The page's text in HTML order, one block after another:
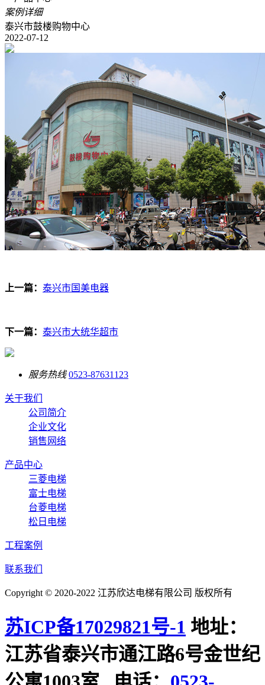
案例详细
泰兴市鼓楼购物中心
2022-07-12
上一篇： 泰兴市国美电器
下一篇： 泰兴市大统华超市
服务热线 0523-87631123
关于我们
公司简介
企业文化
销售网络
产品中心
三菱电梯
富士电梯
台菱电梯
松日电梯
工程案例
联系我们
Copyright © 2020-2022 江苏欣达电梯有限公司 版权所有
苏ICP备17029821号-1 地址：
江苏省泰兴市通江路6号金世纪